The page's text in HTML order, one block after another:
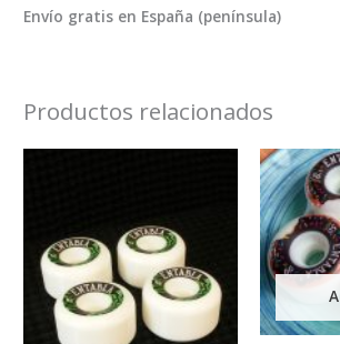
Envío gratis en España (península)
Productos relacionados